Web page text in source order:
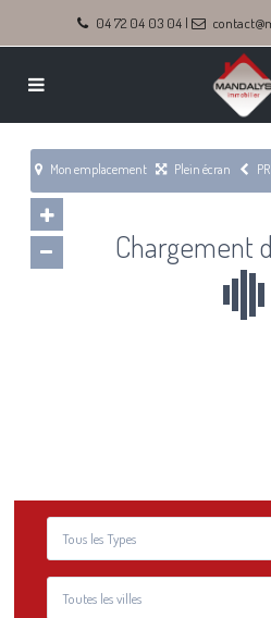
04 72 04 03 04 |
Chargement
Mon emplacement Plein écran
Tous les Types
Toutes les villes